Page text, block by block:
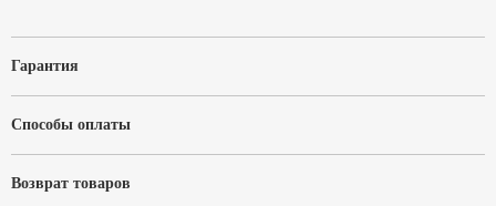
Гарантия
Способы оплаты
Возврат товаров